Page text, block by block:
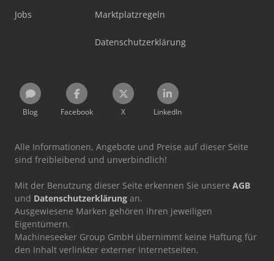
Jobs Marktplatzregeln
Datenschutzerklärung
Blog Facebook X LinkedIn
Alle Informationen, Angebote und Preise auf dieser Seite
sind freibleibend und unverbindlich!
Mit der Benutzung dieser Seite erkennen Sie unsere AGB
und Datenschutzerklärung an.
Ausgewiesene Marken gehören ihren jeweiligen
Eigentümern.
Machineseeker Group GmbH übernimmt keine Haftung für
den Inhalt verlinkter externer Internetseiten.